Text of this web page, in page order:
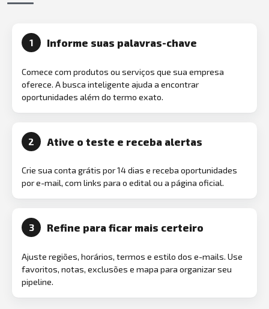
1 Informe suas palavras-chave
Comece com produtos ou serviços que sua empresa
oferece. A busca inteligente ajuda a encontrar
oportunidades além do termo exato.
2 Ative o teste e receba alertas
Crie sua conta grátis por 14 dias e receba oportunidades
por e-mail, com links para o edital ou a página oficial.
3 Refine para ficar mais certeiro
Ajuste regiões, horários, termos e estilo dos e-mails. Use
favoritos, notas, exclusões e mapa para organizar seu
pipeline.